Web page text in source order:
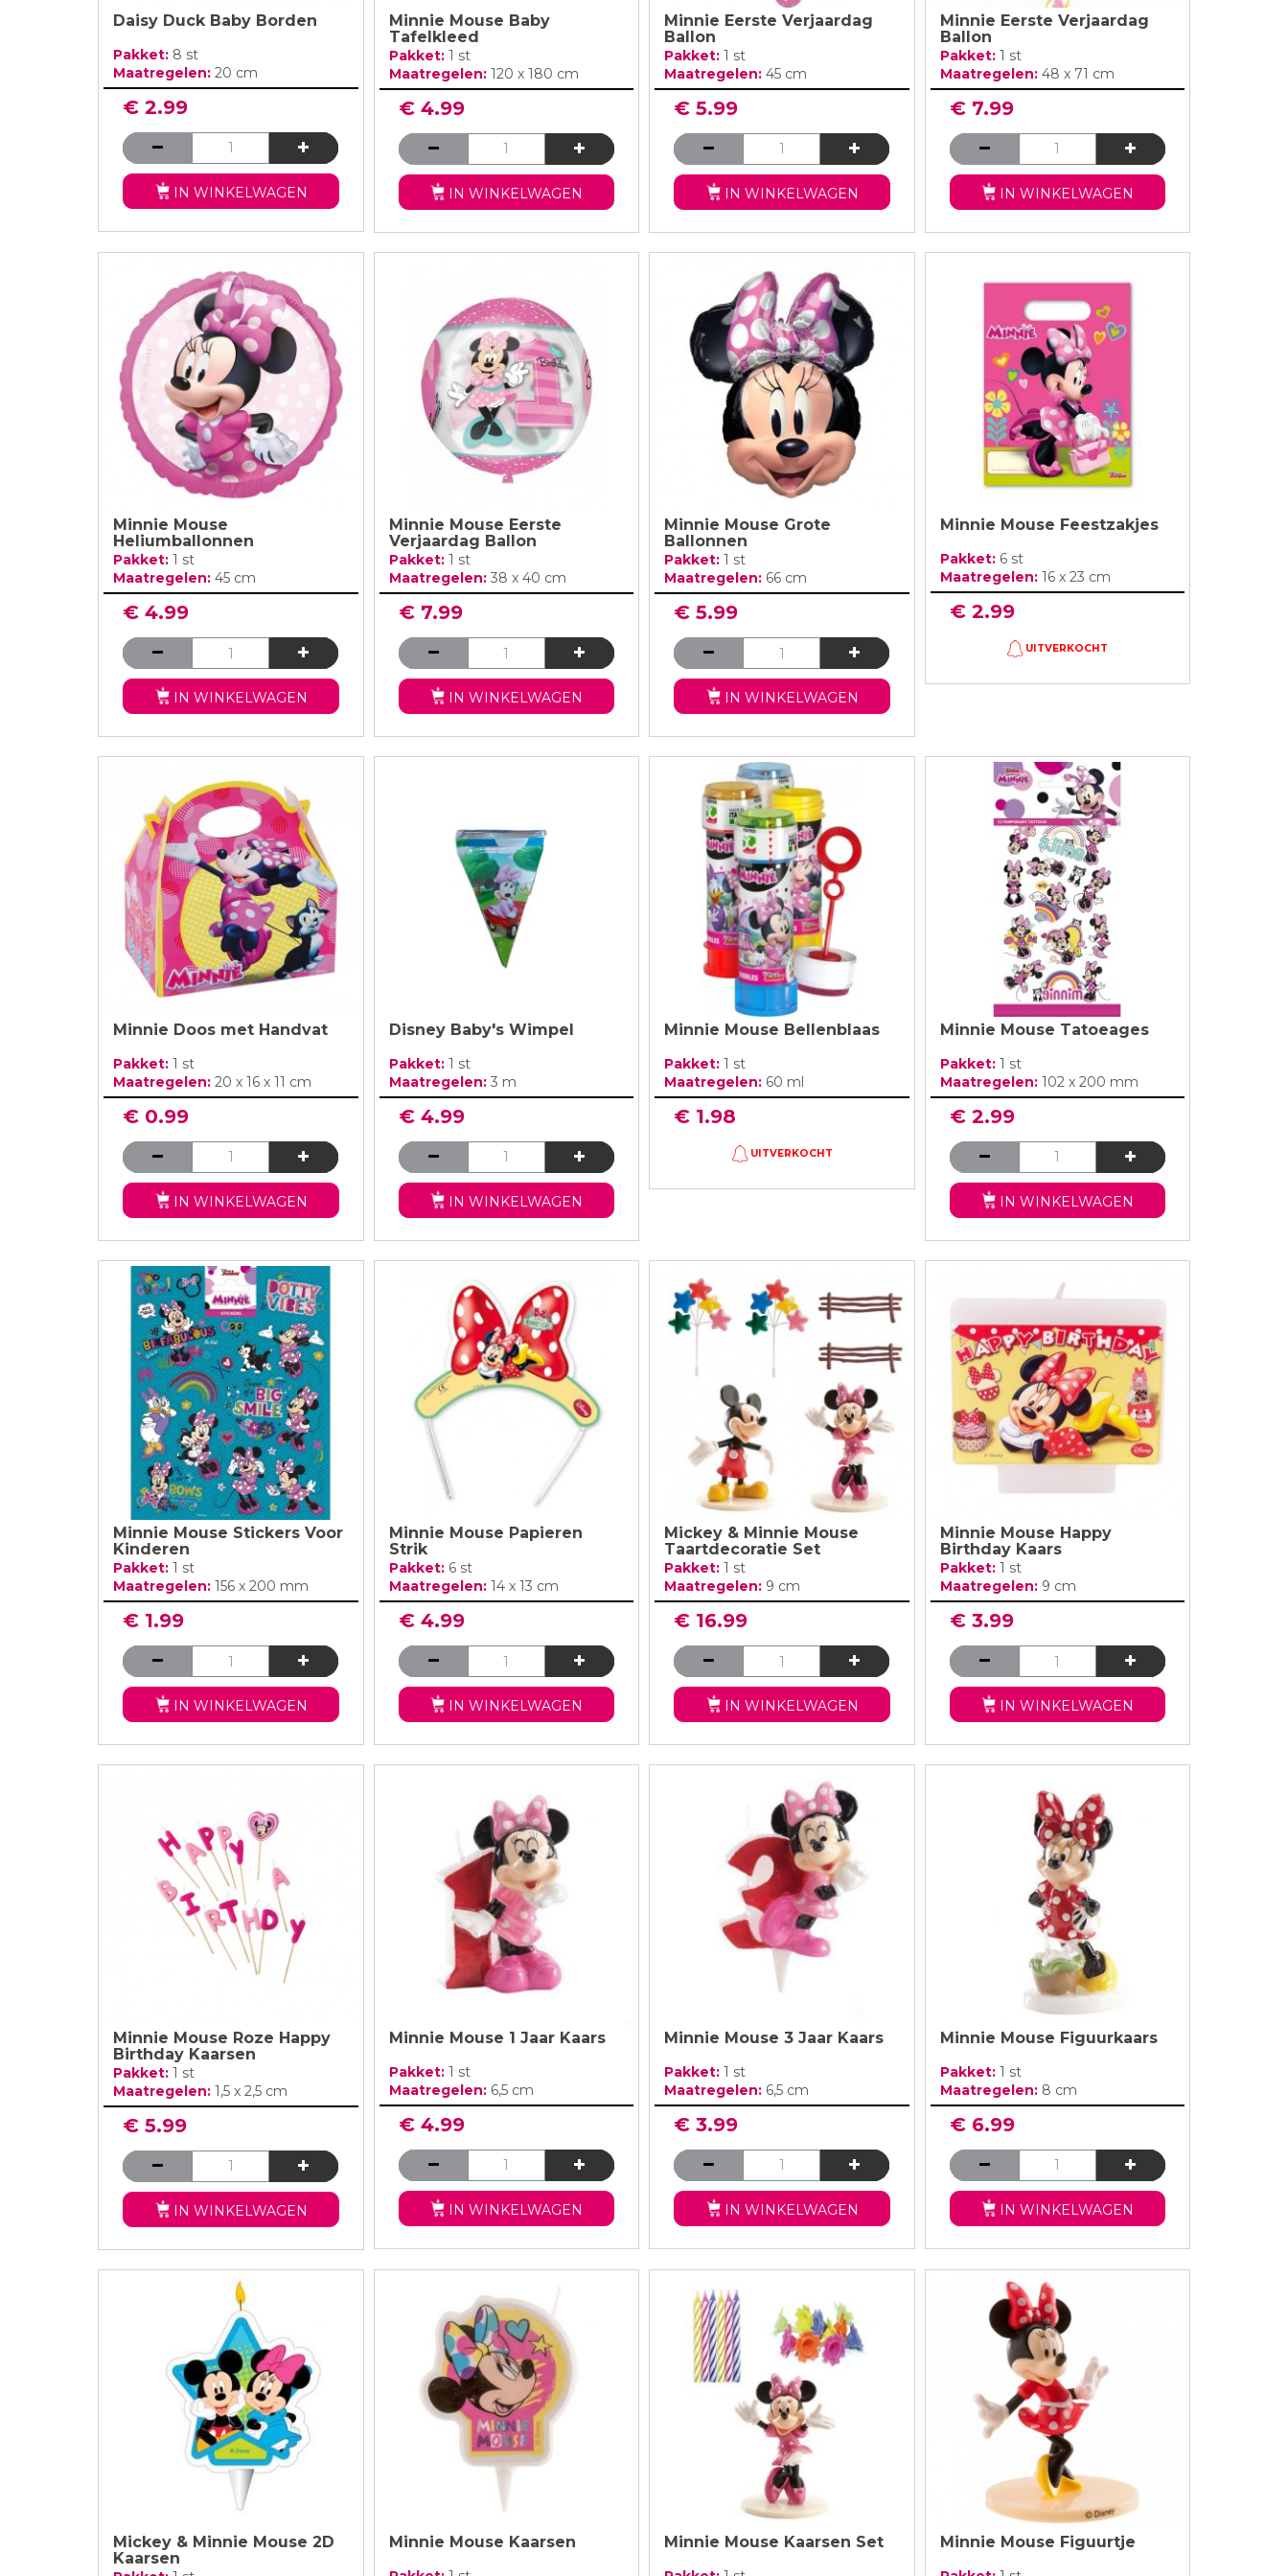
Daisy Duck Baby Borden
Pakket: 8 st
Maatregelen: 20 cm
€ 2.99
IN WINKELWAGEN
Minnie Mouse Baby
Tafelkleed
Pakket: 1 st
Maatregelen: 120 x 180 cm
€ 4.99
IN WINKELWAGEN
Minnie Eerste Verjaardag
Ballon
Pakket: 1 st
Maatregelen: 45 cm
€ 5.99
IN WINKELWAGEN
Minnie Eerste Verjaardag
Ballon
Pakket: 1 st
Maatregelen: 48 x 71 cm
€ 7.99
IN WINKELWAGEN
Minnie Mouse
Heliumballonnen
Pakket: 1 st
Maatregelen: 45 cm
€ 4.99
IN WINKELWAGEN
Minnie Mouse Eerste
Verjaardag Ballon
Pakket: 1 st
Maatregelen: 38 x 40 cm
€ 7.99
IN WINKELWAGEN
Minnie Mouse Grote
Ballonnen
Pakket: 1 st
Maatregelen: 66 cm
€ 5.99
IN WINKELWAGEN
Minnie Mouse Feestzakjes
Pakket: 6 st
Maatregelen: 16 x 23 cm
€ 2.99
UITVERKOCHT
Minnie Doos met Handvat
Pakket: 1 st
Maatregelen: 20 x 16 x 11 cm
€ 0.99
IN WINKELWAGEN
Disney Baby's Wimpel
Pakket: 1 st
Maatregelen: 3 m
€ 4.99
IN WINKELWAGEN
Minnie Mouse Bellenblaas
Pakket: 1 st
Maatregelen: 60 ml
€ 1.98
UITVERKOCHT
Minnie Mouse Tatoeages
Pakket: 1 st
Maatregelen: 102 x 200 mm
€ 2.99
IN WINKELWAGEN
Minnie Mouse Stickers Voor
Kinderen
Pakket: 1 st
Maatregelen: 156 x 200 mm
€ 1.99
IN WINKELWAGEN
Minnie Mouse Papieren
Strik
Pakket: 6 st
Maatregelen: 14 x 13 cm
€ 4.99
IN WINKELWAGEN
Mickey & Minnie Mouse
Taartdecoratie Set
Pakket: 1 st
Maatregelen: 9 cm
€ 16.99
IN WINKELWAGEN
Minnie Mouse Happy
Birthday Kaars
Pakket: 1 st
Maatregelen: 9 cm
€ 3.99
IN WINKELWAGEN
Minnie Mouse Roze Happy
Birthday Kaarsen
Pakket: 1 st
Maatregelen: 1,5 x 2,5 cm
€ 5.99
IN WINKELWAGEN
Minnie Mouse 1 Jaar Kaars
Pakket: 1 st
Maatregelen: 6,5 cm
€ 4.99
IN WINKELWAGEN
Minnie Mouse 3 Jaar Kaars
Pakket: 1 st
Maatregelen: 6,5 cm
€ 3.99
IN WINKELWAGEN
Minnie Mouse Figuurkaars
Pakket: 1 st
Maatregelen: 8 cm
€ 6.99
IN WINKELWAGEN
Mickey & Minnie Mouse 2D
Kaarsen
Minnie Mouse Kaarsen Minnie Mouse Kaarsen Set Minnie Mouse Figuurtje